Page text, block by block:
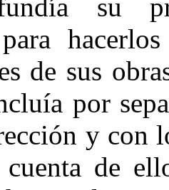
su
de sus
por
y con
cuenta de